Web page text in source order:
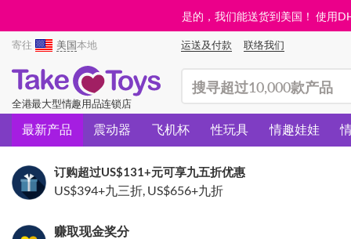
是的，我们能送货到美国！ 使用
寄往 美国本地 运送及付款 联络我们
全港最大型情趣用品连锁店
最新产品 震动器 飞机杯 性玩具 情趣娃娃
订购超过US$131+元可享九五折优惠
US$394+九三折, US$656+九折
赚取现金奖分